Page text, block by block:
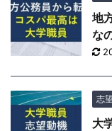
地
な
志
大